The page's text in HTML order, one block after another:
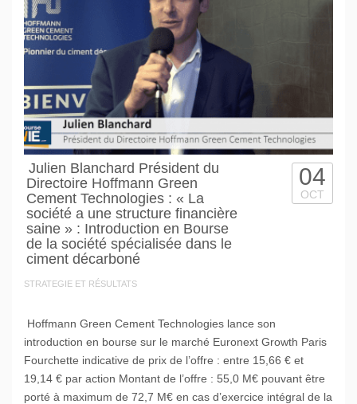
Julien Blanchard Président du
Directoire Hoffmann Green
Cement Technologies : « La
société a une structure financière
saine » : Introduction en Bourse
de la société spécialisée dans le
ciment décarboné
STRATEGIE ET RÉSULTATS
04
OCT
Hoffmann Green Cement Technologies lance son
introduction en bourse sur le marché Euronext Growth Paris
Fourchette indicative de prix de l’offre : entre 15,66 € et
19,14 € par action Montant de l’offre : 55,0 M€ pouvant être
porté à maximum de 72,7 M€ en cas d’exercice intégral de la